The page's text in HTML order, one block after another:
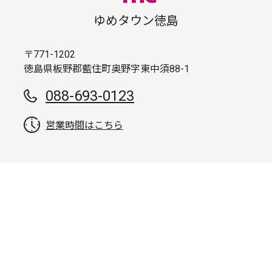
ゆめタウン徳島
〒771-1202
徳島県板野郡藍住町奥野字東中須88-1
088-693-0123
営業時間はこちら